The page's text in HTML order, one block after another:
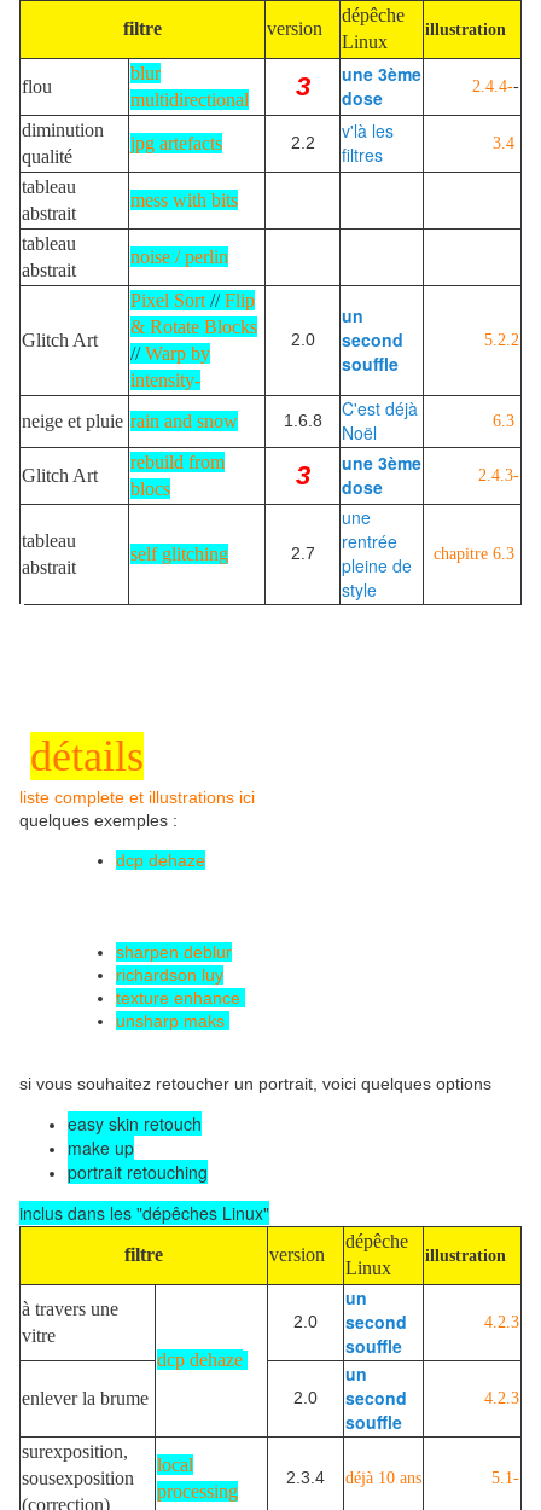
filtre version
dépêche
Linux
illustration
flou
blur
multidirectional
3
une 3ème
dose
2.4.4--
diminution
qualité
jpg artefacts 2.2
v'là les
filtres
3.4
tableau
abstrait
mess with bits
tableau
abstrait
noise / perlin
Glitch Art
Pixel Sort // Flip
& Rotate Blocks
//Warp by
intensity-
2.0
un
second
souffle
5.2.2
neige et pluie rain and snow 1.6.8
C'est déjà
Noël
6.3
Glitch Art
rebuild from
blocs
3
une 3ème
dose
2.4.3-
tableau
abstrait
self glitching 2.7
une
rentrée
pleine de
style
chapitre 6.3
détails
liste complete et illustrations ici
quelques exemples :
dcp dehaze
sharpen deblur
richardson luy
texture enhance
unsharp maks
si vous souhaitez retoucher un portrait, voici quelques options
easy skin retouch
make up
portrait retouching
inclus dans les "dépêches Linux"
filtre version
dépêche
Linux
illustration
à travers une
vitre
dcp dehaze
2.0
un
second
souffle
4.2.3
enlever la brume 2.0
un
second
souffle
4.2.3
surexposition,
sousexposition
(correction)
local
processing
2.3.4 déjà 10 ans 5.1-